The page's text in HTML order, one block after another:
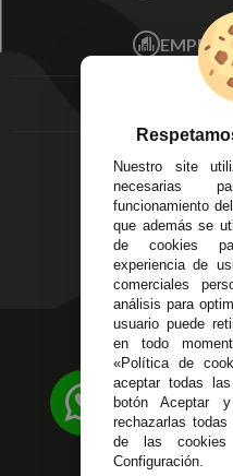
Mis
Mis
FAQ's
Écija -
Av.
Local 3
14
Alzira -
C/
EMPRESA
Aviso
Pago
955 44
Nuestro site
necesarias
funcionamiento
que además se
de cookies
experiencia de
comerciales
análisis para
usuario puede
en todo
«Política de
aceptar todas
botón Aceptar
rechazarlas
de las cookies
Configuración.